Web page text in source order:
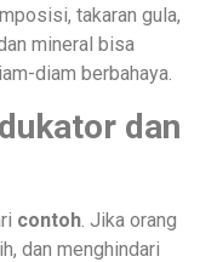
takaran gula,
mineral bisa
diam berbahaya.
dan
contoh . Jika orang
dan menghindari